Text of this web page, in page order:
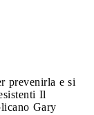
prevenirla e si
Il
Gary